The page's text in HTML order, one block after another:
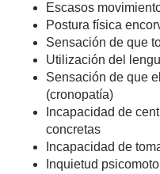
Escasos
Postura física
Sensación de que
Utilización del
Sensación de que
(cronopatía)
Incapacidad de
concretas
Incapacidad de
Inquietud